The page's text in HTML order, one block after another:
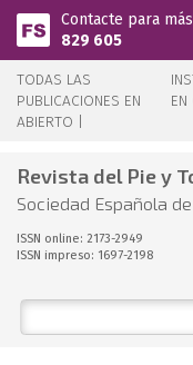
Pasar al contenido
Contacte para
829 605
TODAS LAS
PUBLICACIONES EN
ABIERTO |
EN
Revista del Pie y
Sociedad Española
ISSN online: 2173-2949
ISSN impreso: 1697-2198